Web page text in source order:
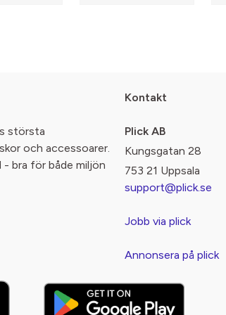
största
och accessoarer.
bra för både miljön
Kontakt
Plick AB
Kungsgatan 28
753 21 Uppsala
support@plick.se
Jobb via plick
Annonsera på plick